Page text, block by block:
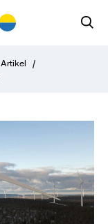
Artikel
/